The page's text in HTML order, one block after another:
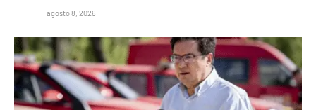
agosto 8, 2026